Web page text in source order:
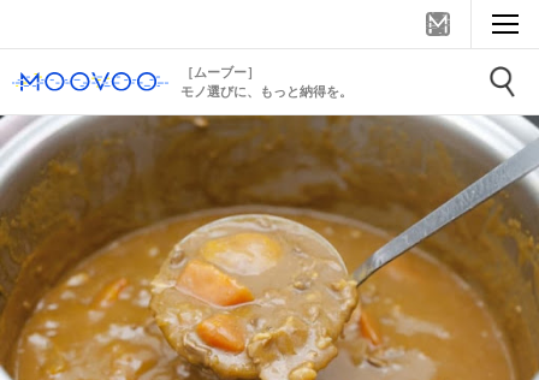
［ムーブー］
モノ選びに、もっと納得を。